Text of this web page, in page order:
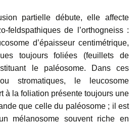
partielle débute, elle affecte
feldspathiques de l’orthogneiss :
d’épaisseur centimétrique,
toujours foliées (feuillets de
le paléosome. Dans ces
stromatiques, le leucosome
à la foliation présente toujours une
que celle du paléosome ; il est
mélanosome souvent riche en